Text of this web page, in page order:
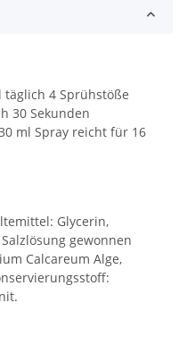
4 Sprühstöße
30 Sekunden
ml Spray reicht für 16
Glycerin,
gewonnen
Calcareum Alge,